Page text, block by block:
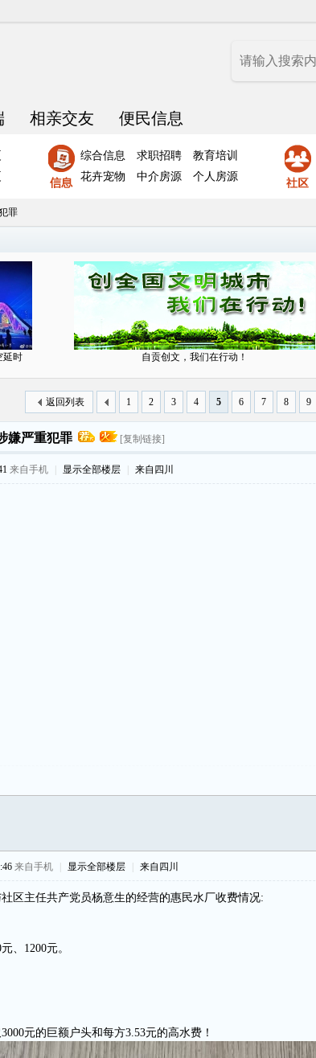
相亲交友 便民信息
综合信息 求职招聘
教育培训
花卉宠物
中介房源 个人房源
罪
延时 自贡创文，我们在行动！
1 2 3 4 5 6 7 8 9
返回列表
嫌严重犯罪 [复制链接]
来自手机 显示全部楼层 来自四川
来自手机 显示全部楼层 来自四川
区主任共产党员杨意生的经营的惠民水厂收费情况:
、1200元。
元的巨额户头和每方3.53元的高水费！